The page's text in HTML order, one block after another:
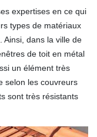
expertises en ce qui
types de matériaux
Ainsi, dans la ville de
de toit en métal
un élément très
selon les couvreurs
sont très résistants